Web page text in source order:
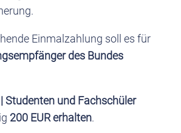
Einmalzahlung soll es für
des Bundes
Studenten und Fachschüler
200 EUR erhalten.